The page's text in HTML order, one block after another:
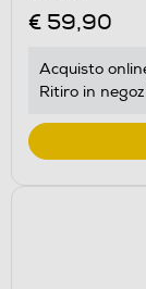
€ 59,90
Acquisto
Ritiro in